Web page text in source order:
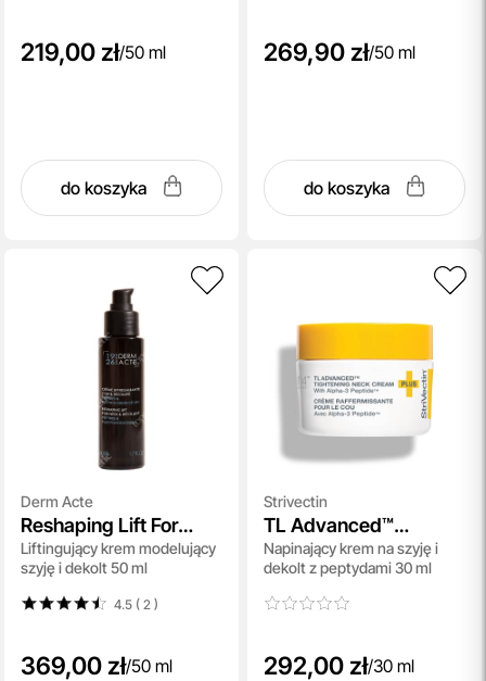
219,00 zł/50 ml
do koszyka
269,90 zł/50 ml
do koszyka
Derm Acte
Reshaping Lift For
Neck And Decollete
Liftingujący krem modelujący
szyję i dekolt 50 ml
4.5 ( 2 )
369,00 zł/50 ml
Strivectin
TL Advanced™
Tightening Neck
Cream Plus
Napinający krem na szyję i
dekolt z peptydami 30 ml
292,00 zł/30 ml